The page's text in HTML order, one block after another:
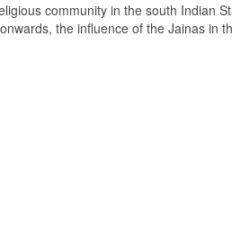
community in the south Indian
the influence of the Jainas in